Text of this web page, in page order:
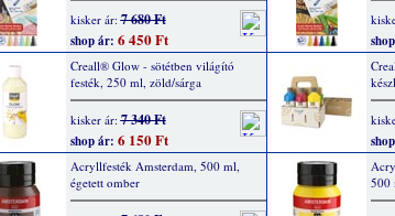
kisker ár:7 680 Ft
shop ár: 6 450 Ft
Creall® Glow - sötétben világító
festék, 250 ml, zöld/sárga
kisker ár:7 340 Ft
shop ár: 6 150 Ft
Acryllfesték Amsterdam, 500 ml,
égetett omber
500